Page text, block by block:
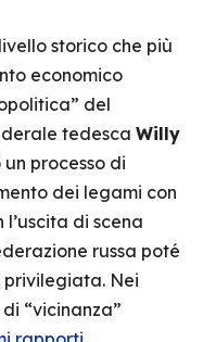
storico che più
economico
del
tedesca Willy
un processo di
dei legami con
di scena
russa poté
Nei
“vicinanza”